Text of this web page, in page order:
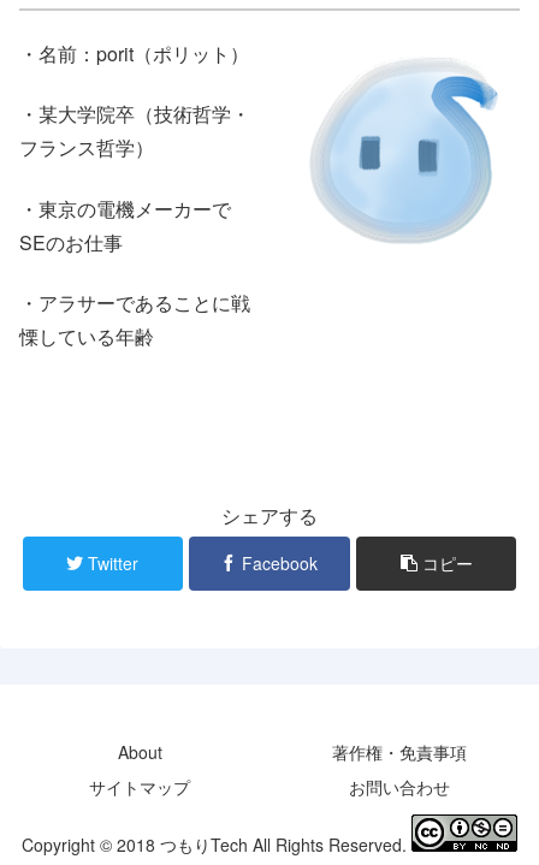
・名前：porit（ポリット）
・某大学院卒（技術哲学・
フランス哲学）
・東京の電機メーカーで
SEのお仕事
・アラサーであることに戦
慄している年齢
シェアする
Twitter Facebook コピー
About
著作権・免責事項
サイトマップ
お問い合わせ
Copyright © 2018 つもりTech All Rights Reserved.